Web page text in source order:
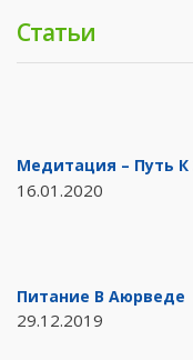
Статьи
Медитация – Путь
16.01.2020
Питание В Аюрведе
29.12.2019